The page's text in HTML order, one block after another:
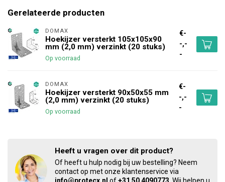
Gerelateerde producten
DOMAX
Hoekijzer versterkt 105x105x90
mm (2,0 mm) verzinkt (20 stuks)
Op voorraad
€-
-,-
-
DOMAX
Hoekijzer versterkt 90x50x55 mm
(2,0 mm) verzinkt (20 stuks)
Op voorraad
€-
-,-
-
Heeft u vragen over dit product?
Of heeft u hulp nodig bij uw bestelling? Neem
contact op met onze klantenservice via